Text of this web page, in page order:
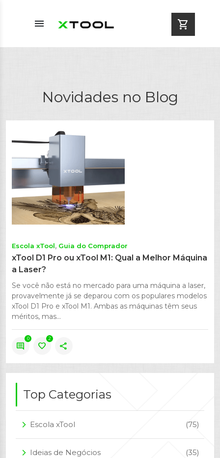
menu shopping_cart
Novidades no Blog
Escola xTool Guia do Comprador
xTool D1 Pro ou xTool M1: Qual a Melhor Máquina
a Laser?
Se você não está no mercado para uma máquina a laser,
provavelmente já se deparou com os populares modelos
xTool D1 Pro e xTool M1. Ambas as máquinas têm seus
méritos, mas...
comment
0
favorite
2
share
Top Categorias
arrow_forward_ios Escola xTool (75)
arrow_forward_ios Ideias de Negócios (35)